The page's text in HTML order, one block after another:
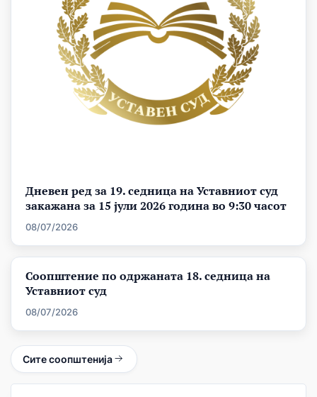
Дневен ред за 19. седница на Уставниот суд
закажана за 15 јули 2026 година во 9:30 часот
08/07/2026
Соопштение по одржаната 18. седница на
Уставниот суд
08/07/2026
Сите соопштенија